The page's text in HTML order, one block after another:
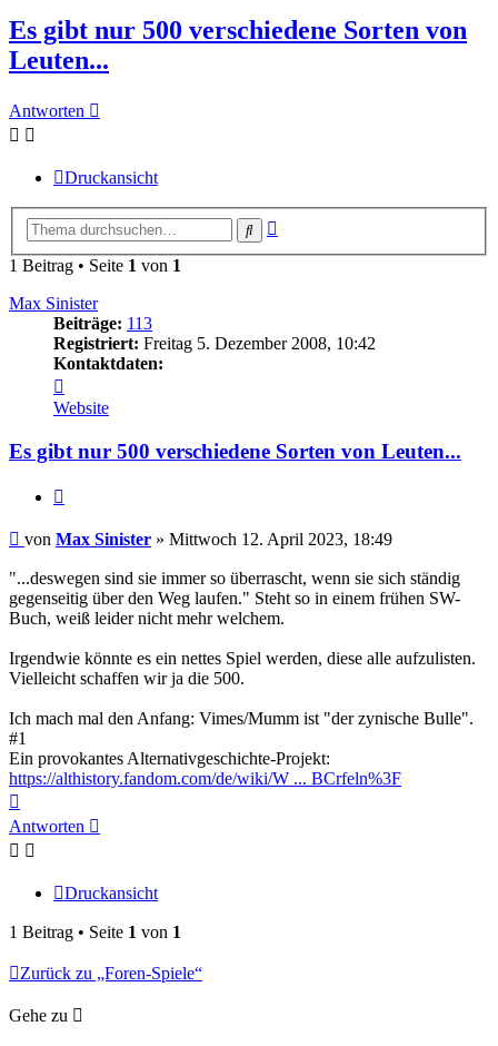
Es gibt nur 500 verschiedene Sorten von
Leuten...
Antworten
Druckansicht
Suche
1 Beitrag • Seite 1 von 1
Max Sinister
Beiträge: 113
Registriert: Freitag 5. Dezember 2008, 10:42
Kontaktdaten:
von
Max
Sinister
Website
Es gibt nur 500 verschiedene Sorten von Leuten...
Beitrag
von Max Sinister » Mittwoch 12. April 2023, 18:49
"...deswegen sind sie immer so überrascht, wenn sie sich ständig
gegenseitig über den Weg laufen." Steht so in einem frühen SW-
Buch, weiß leider nicht mehr welchem.
Irgendwie könnte es ein nettes Spiel werden, diese alle aufzulisten.
Vielleicht schaffen wir ja die 500.
Ich mach mal den Anfang: Vimes/Mumm ist "der zynische Bulle".
#1
Ein provokantes Alternativgeschichte-Projekt:
https://althistory.fandom.com/de/wiki/W ... BCrfeln%3F
oben
Antworten
Druckansicht
1 Beitrag • Seite 1 von 1
Zurück zu „Foren-Spiele“
Gehe zu